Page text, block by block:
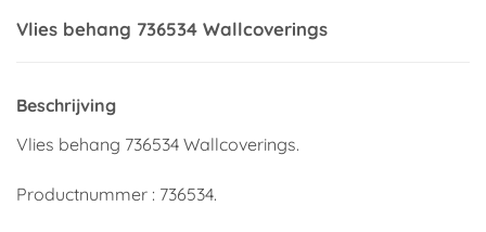
Vlies behang 736534 Wallcoverings
Beschrijving
Vlies behang 736534 Wallcoverings.
Productnummer : 736534.